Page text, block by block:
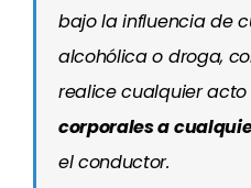
bajo la influencia de
alcohólica o droga,
realice cualquier
corporales a
el conductor.